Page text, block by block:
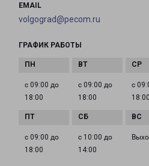
EMAIL
volgograd@pecom.ru
ГРАФИК РАБОТЫ
с 09:00 до
18:00
с 09:00 до
18:00
с
18:00
с 09:00 до
18:00
с 10:00 до
14:00